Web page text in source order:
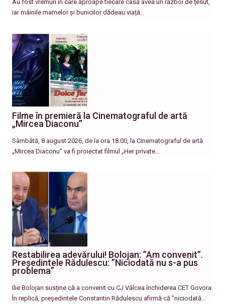
Au fost vremuri în care aproape fiecare casă avea un război de țesut,
iar mâinile mamelor și bunicilor dădeau viață…
Filme în premieră la Cinematograful de artă
„Mircea Diaconu”
Sâmbătă, 8 august 2026, de la ora 18.00, la Cinematograful de artă
„Mircea Diaconu” va fi proiectat filmul „Her private…
Restabilirea adevărului! Bolojan: ”Am convenit”.
Președintele Rădulescu: ”Niciodată nu s-a pus
problema”
Ilie Bolojan susține că a convenit cu CJ Vâlcea închiderea CET Govora.
În replică, președintele Constantin Rădulescu afirmă că ”niciodată…